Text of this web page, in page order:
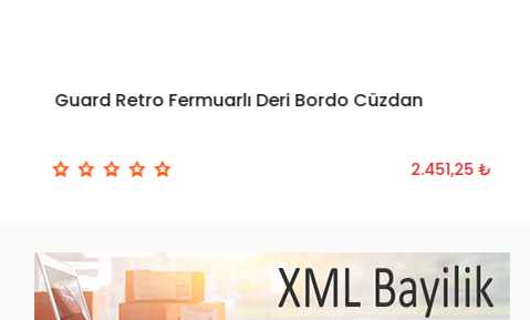
Guard Retro Fermuarlı Deri Bordo Cüzdan
2.451,25 ₺